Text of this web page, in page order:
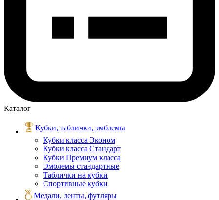
Каталог
Кубки, таблички, эмблемы
Кубки класса Эконом
Кубки класса Стандарт
Кубки Премиум класса
Эмблемы стандартные
Таблички на кубки
Спортивные кубки
Медали, ленты, футляры